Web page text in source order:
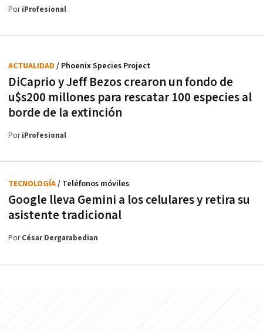
PoriProfesional
DiCaprio y Jeff Bezos crearon un fondo de
u$s200 millones para rescatar 100 especies al
borde de la extinción
ACTUALIDAD / Phoenix Species Project
PoriProfesional
Google lleva Gemini a los celulares y retira su
asistente tradicional
TECNOLOGÍA/ Teléfonos móviles
PorCésar Dergarabedian